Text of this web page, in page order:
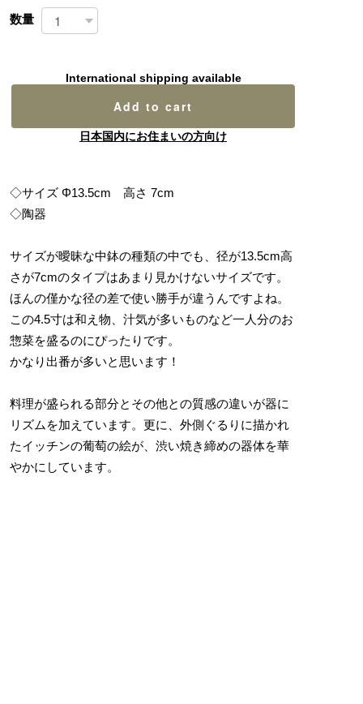
数量
International shipping available
Add to cart
日本国内にお住まいの方向け
◇サイズ Φ13.5cm 高さ 7cm
◇陶器
サイズが曖昧な中鉢の種類の中でも、径が13.5cm高
さが7cmのタイプはあまり見かけないサイズです。
ほんの僅かな径の差で使い勝手が違うんですよね。
この4.5寸は和え物、汁気が多いものなど一人分のお
惣菜を盛るのにぴったりです。
かなり出番が多いと思います！
料理が盛られる部分とその他との質感の違いが器に
リズムを加えています。更に、外側ぐるりに描かれ
たイッチンの葡萄の絵が、渋い焼き締めの器体を華
やかにしています。